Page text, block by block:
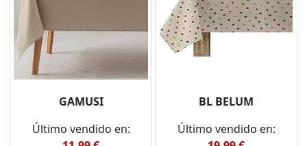
GAMUSI
Último vendido en:
BL BELUM
Último vendido en: